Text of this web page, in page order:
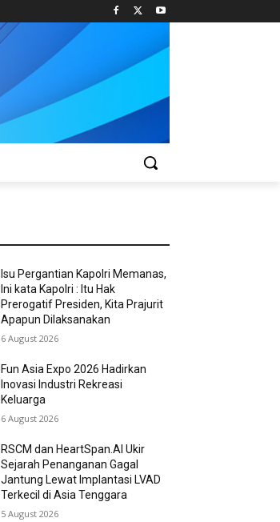
Isu Pergantian Kapolri Memanas,
Ini kata Kapolri : Itu Hak
Prerogatif Presiden, Kita Prajurit
Apapun Dilaksanakan
6 August 2026
Fun Asia Expo 2026 Hadirkan
Inovasi Industri Rekreasi
Keluarga
6 August 2026
RSCM dan HeartSpan.AI Ukir
Sejarah Penanganan Gagal
Jantung Lewat Implantasi LVAD
Terkecil di Asia Tenggara
5 August 2026